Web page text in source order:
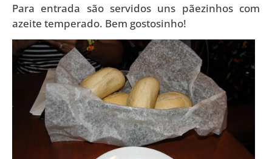
Para entrada são servidos uns pãezinhos com
azeite temperado. Bem gostosinho!